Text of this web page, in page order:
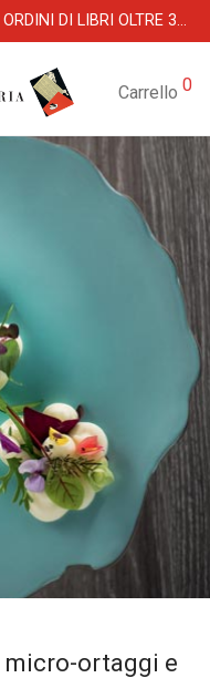
SPEDIZIONI GRATUITE IN ITALIA PER ORDINI DI LIBRI OLTRE 39 €
Carrello 0
micro-ortaggi e